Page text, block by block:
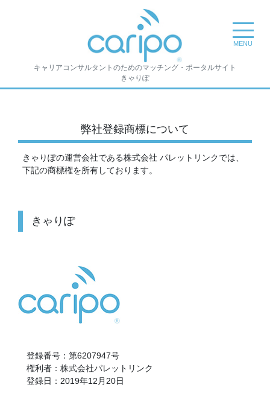
キャリアコンサルタントのためのマッチング・ポータルサイト
きゃりぽ
toggle
MENU
弊社登録商標について
きゃりぽの運営会社である株式会社 パレットリンクでは、
下記の商標権を所有しております。
きゃりぽ
登録番号：第6207947号
権利者：株式会社パレットリンク
登録日：2019年12月20日